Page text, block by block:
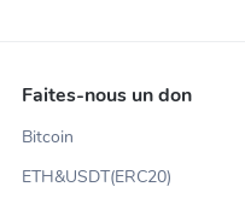
Faites-nous un don
Bitcoin
ETH&USDT(ERC20)